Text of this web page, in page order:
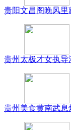
贵阳文昌阁晚风里
贵州太极才女执导
贵州美食黄南武